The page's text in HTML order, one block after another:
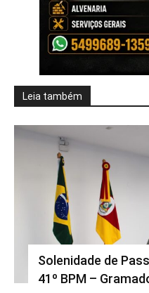
Leia também
Solenidade de
41º BPM –